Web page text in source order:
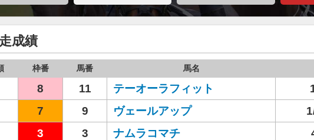
成績
枠番 馬番 馬名
8 11 テーオーラフィット
7 9 ヴェールアップ
3 3 ナムラコマチ